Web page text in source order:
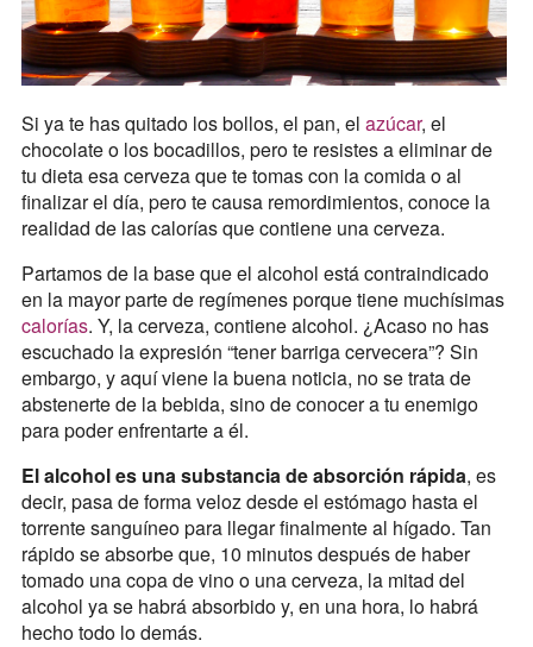
Si ya te has quitado los bollos, el pan, el azúcar, el
chocolate o los bocadillos, pero te resistes a eliminar de
tu dieta esa cerveza que te tomas con la comida o al
finalizar el día, pero te causa remordimientos, conoce la
realidad de las calorías que contiene una cerveza.
Partamos de la base que el alcohol está contraindicado
en la mayor parte de regímenes porque tiene muchísimas
calorías. Y, la cerveza, contiene alcohol. ¿Acaso no has
escuchado la expresión “tener barriga cervecera”? Sin
embargo, y aquí viene la buena noticia, no se trata de
abstenerte de la bebida, sino de conocer a tu enemigo
para poder enfrentarte a él.
El alcohol es una substancia de absorción rápida, es
decir, pasa de forma veloz desde el estómago hasta el
torrente sanguíneo para llegar finalmente al hígado. Tan
rápido se absorbe que, 10 minutos después de haber
tomado una copa de vino o una cerveza, la mitad del
alcohol ya se habrá absorbido y, en una hora, lo habrá
hecho todo lo demás.